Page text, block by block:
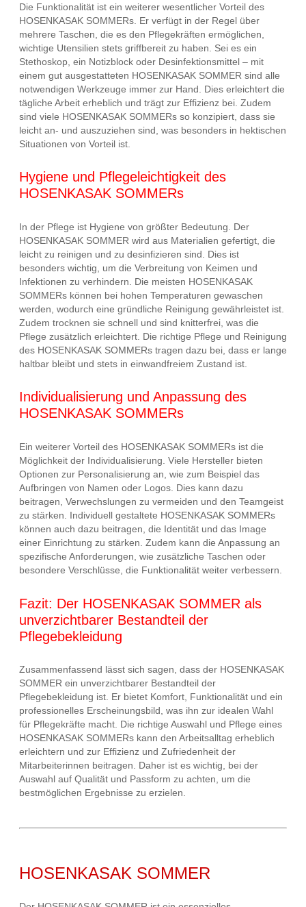
Die Funktionalität ist ein weiterer wesentlicher Vorteil des
HOSENKASAK SOMMERs. Er verfügt in der Regel über
mehrere Taschen, die es den Pflegekräften ermöglichen,
wichtige Utensilien stets griffbereit zu haben. Sei es ein
Stethoskop, ein Notizblock oder Desinfektionsmittel – mit
einem gut ausgestatteten HOSENKASAK SOMMER sind alle
notwendigen Werkzeuge immer zur Hand. Dies erleichtert die
tägliche Arbeit erheblich und trägt zur Effizienz bei. Zudem
sind viele HOSENKASAK SOMMERs so konzipiert, dass sie
leicht an- und auszuziehen sind, was besonders in hektischen
Situationen von Vorteil ist.
Hygiene und Pflegeleichtigkeit des
HOSENKASAK SOMMERs
In der Pflege ist Hygiene von größter Bedeutung. Der
HOSENKASAK SOMMER wird aus Materialien gefertigt, die
leicht zu reinigen und zu desinfizieren sind. Dies ist
besonders wichtig, um die Verbreitung von Keimen und
Infektionen zu verhindern. Die meisten HOSENKASAK
SOMMERs können bei hohen Temperaturen gewaschen
werden, wodurch eine gründliche Reinigung gewährleistet ist.
Zudem trocknen sie schnell und sind knitterfrei, was die
Pflege zusätzlich erleichtert. Die richtige Pflege und Reinigung
des HOSENKASAK SOMMERs tragen dazu bei, dass er lange
haltbar bleibt und stets in einwandfreiem Zustand ist.
Individualisierung und Anpassung des
HOSENKASAK SOMMERs
Ein weiterer Vorteil des HOSENKASAK SOMMERs ist die
Möglichkeit der Individualisierung. Viele Hersteller bieten
Optionen zur Personalisierung an, wie zum Beispiel das
Aufbringen von Namen oder Logos. Dies kann dazu
beitragen, Verwechslungen zu vermeiden und den Teamgeist
zu stärken. Individuell gestaltete HOSENKASAK SOMMERs
können auch dazu beitragen, die Identität und das Image
einer Einrichtung zu stärken. Zudem kann die Anpassung an
spezifische Anforderungen, wie zusätzliche Taschen oder
besondere Verschlüsse, die Funktionalität weiter verbessern.
Fazit: Der HOSENKASAK SOMMER als
unverzichtbarer Bestandteil der
Pflegebekleidung
Zusammenfassend lässt sich sagen, dass der HOSENKASAK
SOMMER ein unverzichtbarer Bestandteil der
Pflegebekleidung ist. Er bietet Komfort, Funktionalität und ein
professionelles Erscheinungsbild, was ihn zur idealen Wahl
für Pflegekräfte macht. Die richtige Auswahl und Pflege eines
HOSENKASAK SOMMERs kann den Arbeitsalltag erheblich
erleichtern und zur Effizienz und Zufriedenheit der
Mitarbeiterinnen beitragen. Daher ist es wichtig, bei der
Auswahl auf Qualität und Passform zu achten, um die
bestmöglichen Ergebnisse zu erzielen.
HOSENKASAK SOMMER